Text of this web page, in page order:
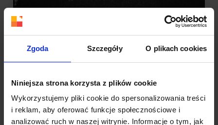
Zgoda Szczegóły O plikach cookies
Niniejsza strona korzysta z plików cookie
Wykorzystujemy pliki cookie do spersonalizowania treści
i reklam, aby oferować funkcje społecznościowe i
analizować ruch w naszej witrynie. Informacje o tym, jak
Czego nie wie Twój klient? Klątwa wiedzy
współpracują z małymi i średnimi
przedsiębiorstwami, ciągle spotyka się z tymi
samymi problemami. Klienci często nie…